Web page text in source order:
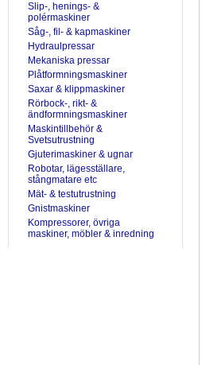
Slip-, henings- &
polérmaskiner
Såg-, fil- & kapmaskiner
Hydraulpressar
Mekaniska pressar
Plåtformningsmaskiner
Saxar & klippmaskiner
Rörbock-, rikt- &
ändformningsmaskiner
Maskintillbehör &
Svetsutrustning
Gjuterimaskiner & ugnar
Robotar, lägesställare,
stångmatare etc
Mät- & testutrustning
Gnistmaskiner
Kompressorer, övriga
maskiner, möbler & inredning